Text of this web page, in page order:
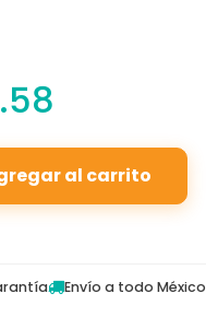
al carrito
Envío a todo México